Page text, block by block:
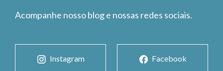
Acompanhe nosso blog e nossas redes sociais.
Instagram Facebook